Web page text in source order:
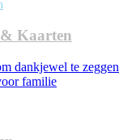
Kaarten
dankjewel te zeggen
familie